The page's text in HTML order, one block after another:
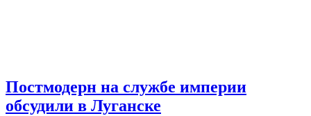
Постмодерн на службе империи
обсудили в Луганске